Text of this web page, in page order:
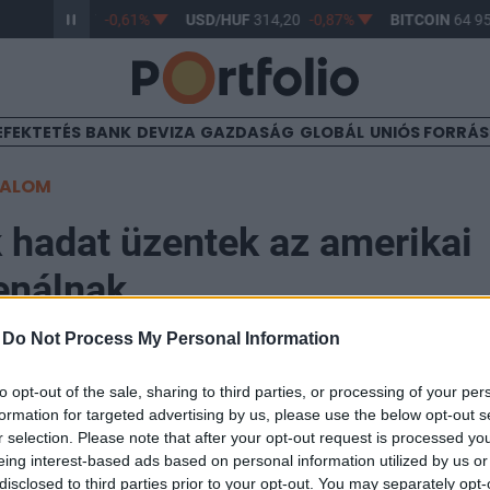
Do Not Process My Personal Information
opt-out of the sale, sharing to third parties, or processing of your
for targeted advertising by us, please use the below opt-out
selection. Please note that after your opt-out request is processed
interest-based ads based on personal information utilized by us
to third parties prior to your opt-out. You may separately
363,17 -0,61% USD/HUF 314,20 -0,87% BITCOIN64
BANK DEVIZA GAZDASÁG GLOBÁL UNIÓS
üzentek az amerikai
a Zöldek kancellárjelöltje tegnap a német
terveit illetően az ARD Wahlarena című